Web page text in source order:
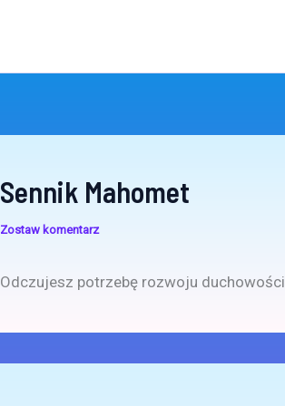
Sennik Mahomet
Zostaw komentarz
Odczujesz potrzebę rozwoju duchowości.